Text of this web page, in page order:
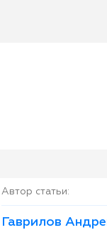
Автор статьи:
Гаврилов